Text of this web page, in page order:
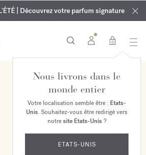
le nouveau parfum OUD
velvet mood
votre commande*
| Sur tous les parfums et huiles pour le
corps jusqu'au 9 août
| Découvrez votre parfum signature
0
Nous livrons dans le
monde entier
Votre localisation semble être : Etats-
Unis. Souhaitez-vous être redirigé vers
notresite Etats-Unis?
ETATS-UNIS